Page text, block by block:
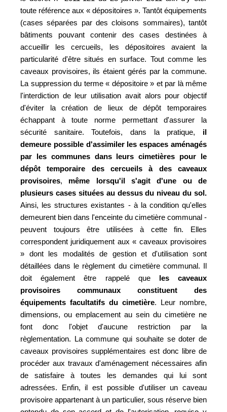
toute référence aux « dépositoires ». Tantôt équipements
(cases séparées par des cloisons sommaires), tantôt
bâtiments pouvant contenir des cases destinées à
accueillir les cercueils, les dépositoires avaient la
particularité d'être situés en surface. Tout comme les
caveaux provisoires, ils étaient gérés par la commune.
La suppression du terme « dépositoire » et par là même
l'interdiction de leur utilisation avait alors pour objectif
d'éviter la création de lieux de dépôt temporaires
échappant à toute norme permettant d'assurer la
sécurité sanitaire. Toutefois, dans la pratique, il
demeure possible d'assimiler les espaces aménagés
par les communes dans leurs cimetières pour le
dépôt temporaire des cercueils à des caveaux
provisoires, même lorsqu'il s'agit d'une ou de
plusieurs cases situées au dessus du niveau du sol.
Ainsi, les structures existantes - à la condition qu'elles
demeurent bien dans l'enceinte du cimetière communal -
peuvent toujours être utilisées à cette fin. Elles
correspondent juridiquement aux « caveaux provisoires
» dont les modalités de gestion et d'utilisation sont
détaillées dans le règlement du cimetière communal. Il
doit également être rappelé que les caveaux
provisoires communaux constituent des
équipements facultatifs du cimetière. Leur nombre,
dimensions, ou emplacement au sein du cimetière ne
font donc l'objet d'aucune restriction par la
règlementation. La commune qui souhaite se doter de
caveaux provisoires supplémentaires est donc libre de
procéder aux travaux d'aménagement nécessaires afin
de satisfaire à toutes les demandes qui lui sont
adressées. Enfin, il est possible d'utiliser un caveau
provisoire appartenant à un particulier, sous réserve bien